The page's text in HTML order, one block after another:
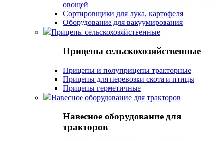
овощей
Сортировщики для лука, картофеля
Оборудование для вакуумирования
Прицепы сельскохозяйственные
Прицепы сельскохозяйственные
Прицепы и полуприцепы тракторные
Прицепы для перевозки скота и птицы
Прицепы герметичные
Навесное оборудование для тракторов
Навесное оборудование для
тракторов